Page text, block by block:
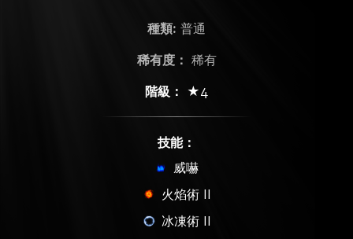
種類: 普通
稀有度： 稀有
階級：
★4
技能：
威嚇
火焰術 II
冰凍術 II